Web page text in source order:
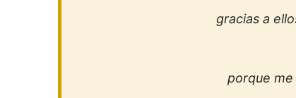
gracias a
porque me